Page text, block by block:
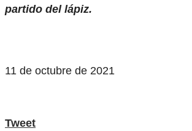
partido del lápiz.
11 de octubre de 2021
Tweet